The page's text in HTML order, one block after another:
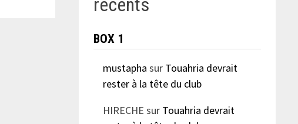
récents
BOX 1
mustapha sur Touahria devrait
rester à la tête du club
HIRECHE sur Touahria devrait